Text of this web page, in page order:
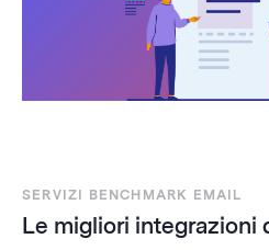
SERVIZI BENCHMARK EMAIL
Le migliori integrazioni